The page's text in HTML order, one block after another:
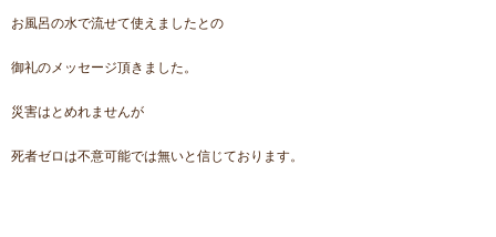
お風呂の水で流せて使えましたとの
御礼のメッセージ頂きました。
災害はとめれませんが
死者ゼロは不意可能では無いと信じております。